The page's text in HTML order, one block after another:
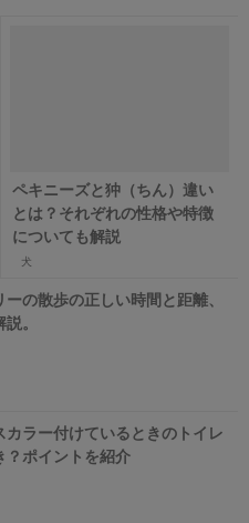
ペキニーズと狆（ちん）違い
とは？それぞれの性格や特徴
についても解説
犬
の散歩の正しい時間と距離、
。
カラー付けているときのトイレ
？ポイントを紹介